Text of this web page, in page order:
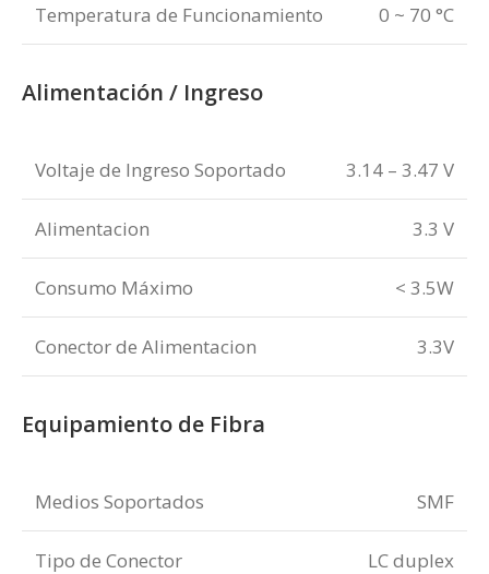
Temperatura de Funcionamiento 0 ~ 70 °C
Alimentación / Ingreso
Voltaje de Ingreso Soportado 3.14 – 3.47 V
Alimentacion 3.3 V
Consumo Máximo < 3.5W
Conector de Alimentacion 3.3V
Equipamiento de Fibra
Medios Soportados SMF
Tipo de Conector LC duplex